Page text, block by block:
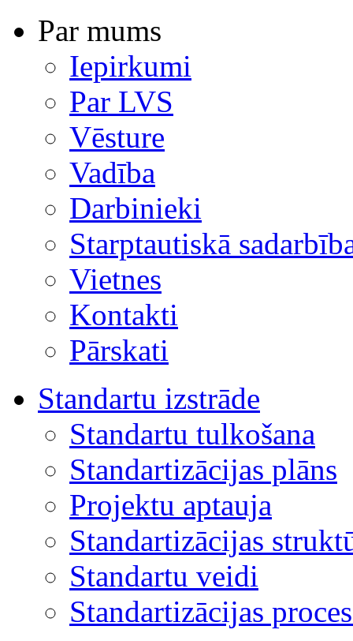
Par mums
Iepirkumi
Par LVS
Vēsture
Vadība
Darbinieki
Starptautiskā
Vietnes
Kontakti
Pārskati
Standartu izstrāde
Standartu tulkošana
Standartizācijas plāns
Projektu aptauja
Standartizācijas
Standartu veidi
Standartizācijas